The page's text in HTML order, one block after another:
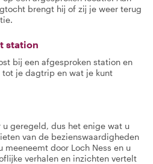
brengt hij of zij je weer terug
station
bij een afgesproken station en
je dagtrip en wat je kunt
u geregeld, dus het enige wat u
van de bezienswaardigheden
meeneemt door Loch Ness en u
verhalen en inzichten vertelt